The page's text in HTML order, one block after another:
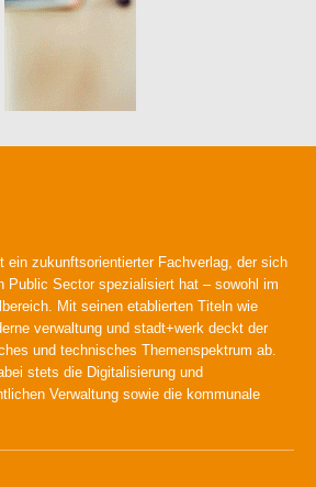
ein zukunftsorientierter Fachverlag, der sich
Public Sector spezialisiert hat – sowohl im
Mit seinen etablierten Titeln wie
verwaltung und stadt+werk deckt der
und technisches Themenspektrum ab.
stets die Digitalisierung und
Verwaltung sowie die kommunale